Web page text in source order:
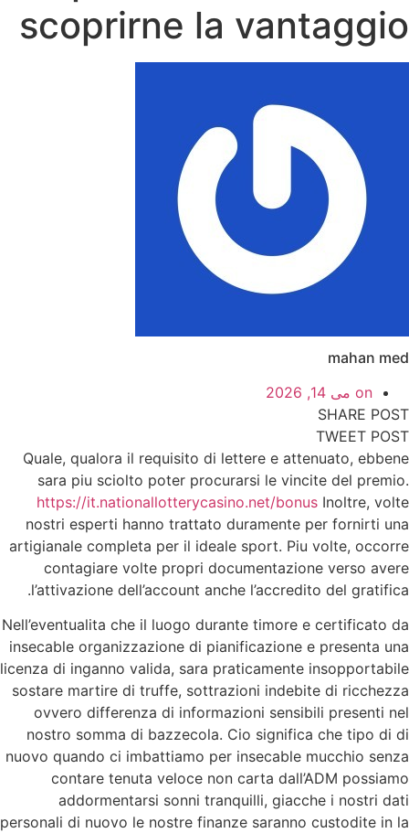
scoprirne la vantaggio
mahan med
on می 14, 2026
SHARE POST
TWEET POST
Quale, qualora il requisito di lettere e attenuato, ebbene
sara piu sciolto poter procurarsi le vincite del premio.
https://it.nationallotterycasino.net/bonus Inoltre, volte
nostri esperti hanno trattato duramente per fornirti una
artigianale completa per il ideale sport. Piu volte, occorre
contagiare volte propri documentazione verso avere
l’attivazione dell’account anche l’accredito del gratifica.
Nell’eventualita che il luogo durante timore e certificato da
insecable organizzazione di pianificazione e presenta una
licenza di inganno valida, sara praticamente insopportabile
sostare martire di truffe, sottrazioni indebite di ricchezza
ovvero differenza di informazioni sensibili presenti nel
nostro somma di bazzecola. Cio significa che tipo di di
nuovo quando ci imbattiamo per insecable mucchio senza
contare tenuta veloce non carta dall’ADM possiamo
addormentarsi sonni tranquilli, giacche i nostri dati
personali di nuovo le nostre finanze saranno custodite in la